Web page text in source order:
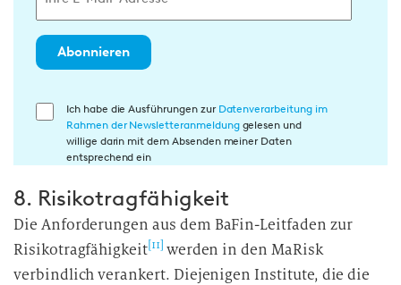
Abonnieren
E
l
l
i
Ich habe die Ausführungen zur Datenverarbeitung im
Rahmen der Newsletteranmeldunggelesen und
willige darin mit dem Absenden meiner Daten
entsprechend ein
8. Risikotragfähigkeit
Die Anforderungen aus dem BaFin-Leitfaden zur
Risikotragfähigkeit[11] werden in den MaRisk
verbindlich verankert. Diejenigen Institute, die die